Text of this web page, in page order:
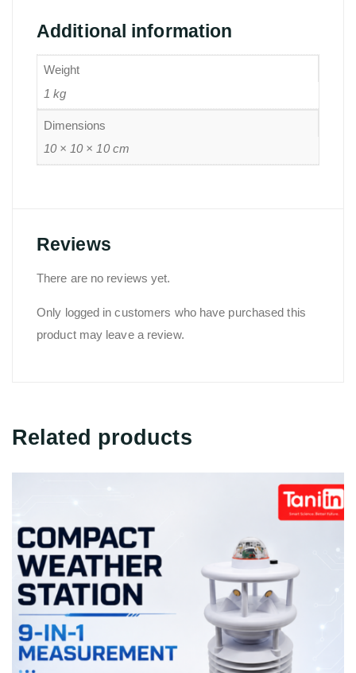
Additional information
Weight
1 kg
Dimensions
10 × 10 × 10 cm
Reviews
There are no reviews yet.
Only logged in customers who have purchased this
product may leave a review.
Related products